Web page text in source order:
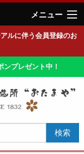
メニュー
ルに伴う会員登録のお
プレゼント中！